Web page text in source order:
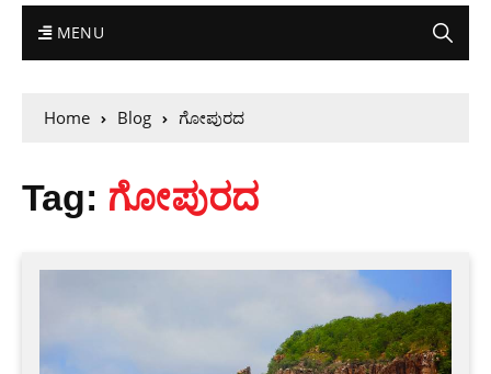
MENU
Home Blog ಗೋಪುರದ
Tag: ಗೋಪುರದ